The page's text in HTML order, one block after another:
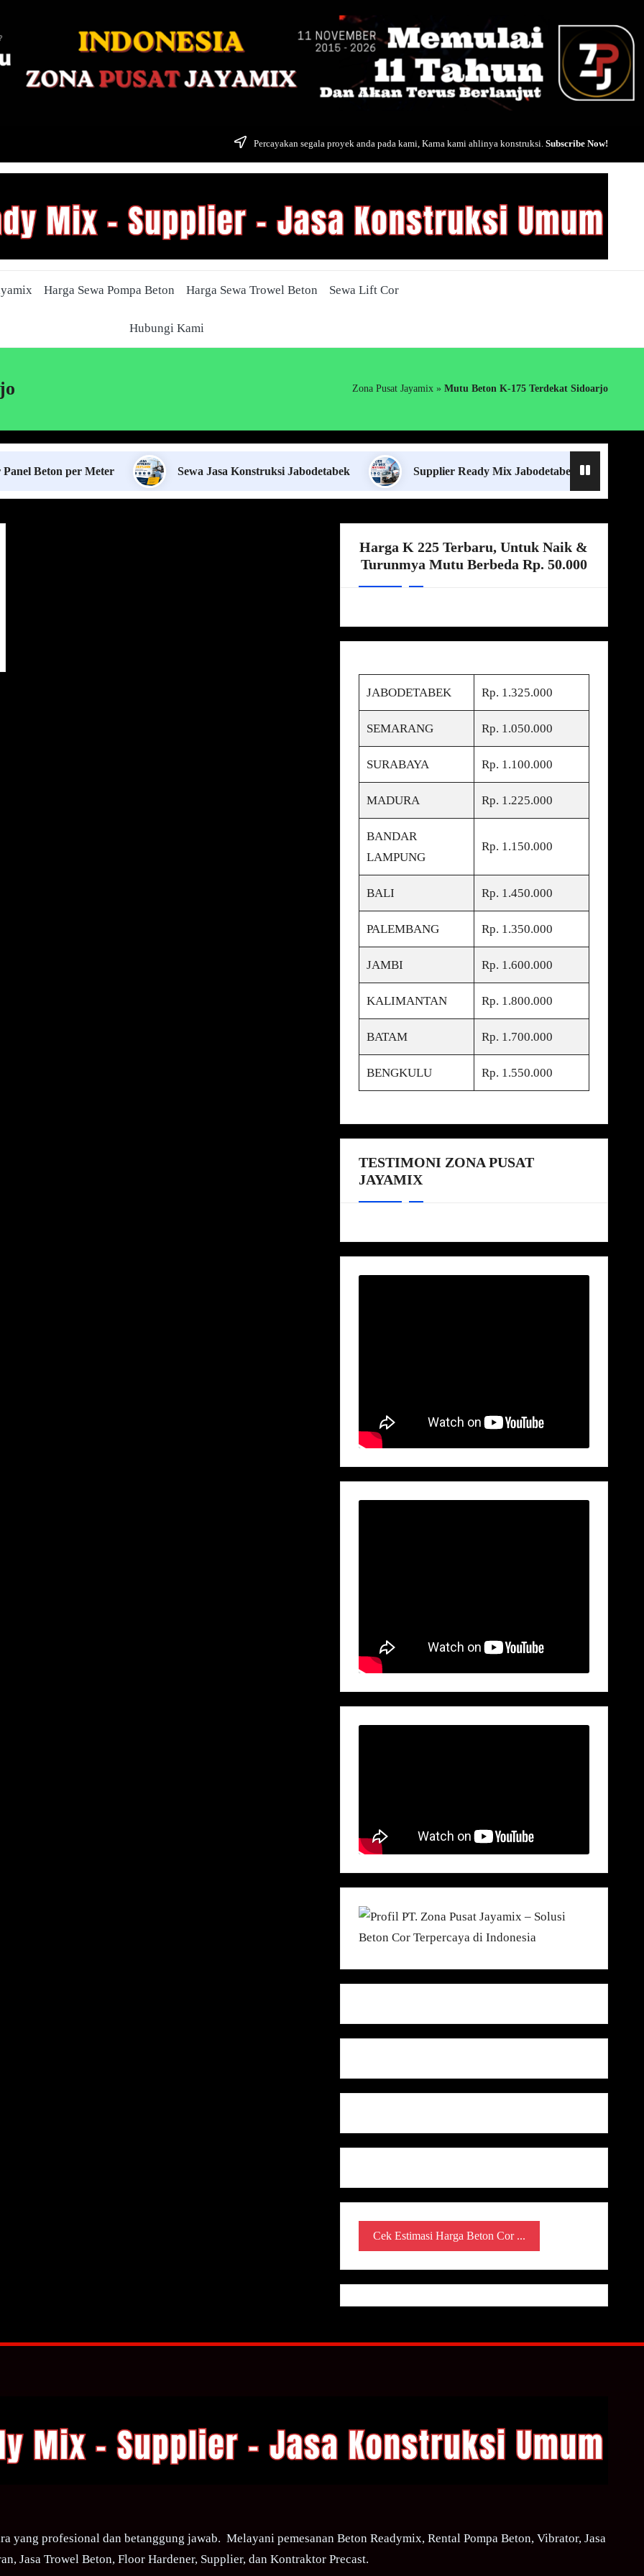
Percayakan segala proyek anda pada kami, Karna kami ahlinya konstruksi. Subscribe Now!
Harga Sewa Pompa Beton Harga Sewa Trowel Beton Sewa Lift Cor
Hubungi Kami
Zona Pusat Jayamix » Mutu Beton K-175 Terdekat Sidoarjo
per Meter Sewa Jasa Konstruksi Jabodetabek Supplier Ready Mix Jabodetabek
Harga K 225 Terbaru, Untuk Naik &
Turunmya Mutu Berbeda Rp. 50.000
JABODETABEK Rp. 1.325.000
SEMARANG Rp. 1.050.000
SURABAYA Rp. 1.100.000
MADURA Rp. 1.225.000
BANDAR
LAMPUNG
Rp. 1.150.000
BALI Rp. 1.450.000
PALEMBANG Rp. 1.350.000
JAMBI Rp. 1.600.000
KALIMANTAN Rp. 1.800.000
BATAM Rp. 1.700.000
BENGKULU Rp. 1.550.000
TESTIMONI ZONA PUSAT
JAYAMIX
Cek Estimasi Harga Beton Cor ...
yang profesional dan betanggung jawab. Melayani pemesanan Beton Readymix, Rental Pompa Beton, Vibrator, Jasa
Jasa Trowel Beton, Floor Hardener, Supplier, dan Kontraktor Precast.